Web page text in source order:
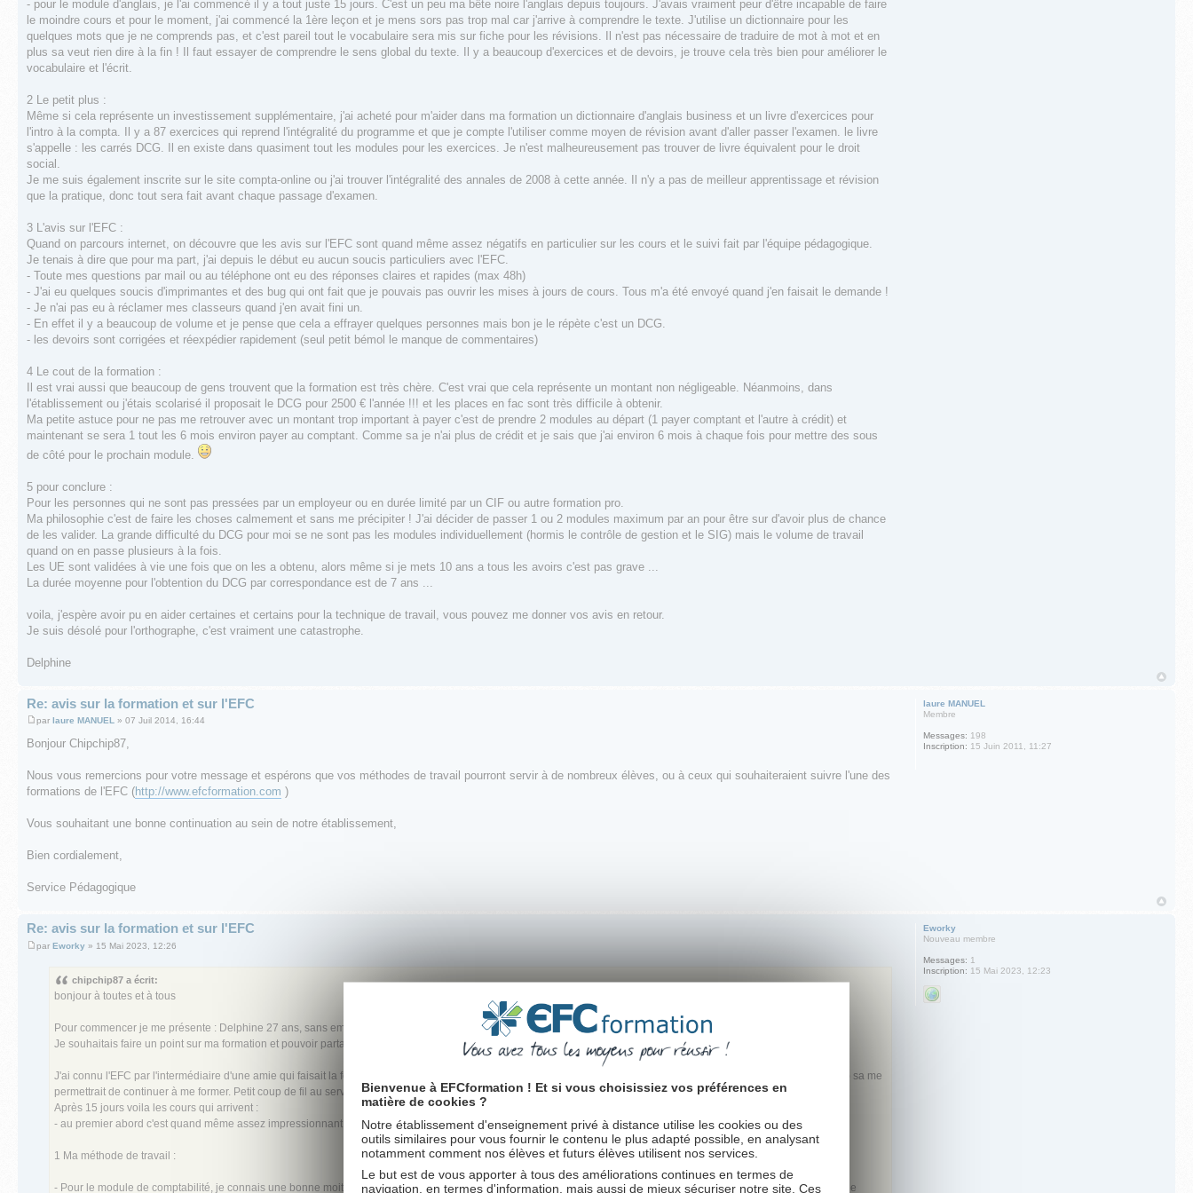
- pour le module d'anglais, je l'ai commencé il y a tout juste 15 jours. C'est un peu ma bête noire l'anglais depuis toujours. J'avais vraiment peur d'être incapable de faire
le moindre cours et pour le moment, j'ai commencé la 1ère leçon et je mens sors pas trop mal car j'arrive à comprendre le texte. J'utilise un dictionnaire pour les
quelques mots que je ne comprends pas, et c'est pareil tout le vocabulaire sera mis sur fiche pour les révisions. Il n'est pas nécessaire de traduire de mot à mot et en
plus sa veut rien dire à la fin ! Il faut essayer de comprendre le sens global du texte. Il y a beaucoup d'exercices et de devoirs, je trouve cela très bien pour améliorer le
vocabulaire et l'écrit.
2 Le petit plus :
Même si cela représente un investissement supplémentaire, j'ai acheté pour m'aider dans ma formation un dictionnaire d'anglais business et un livre d'exercices pour
l'intro à la compta. Il y a 87 exercices qui reprend l'intégralité du programme et que je compte l'utiliser comme moyen de révision avant d'aller passer l'examen. le livre
s'appelle : les carrés DCG. Il en existe dans quasiment tout les modules pour les exercices. Je n'est malheureusement pas trouver de livre équivalent pour le droit
social.
Je me suis également inscrite sur le site compta-online ou j'ai trouver l'intégralité des annales de 2008 à cette année. Il n'y a pas de meilleur apprentissage et révision
que la pratique, donc tout sera fait avant chaque passage d'examen.
3 L'avis sur l'EFC :
Quand on parcours internet, on découvre que les avis sur l'EFC sont quand même assez négatifs en particulier sur les cours et le suivi fait par l'équipe pédagogique.
Je tenais à dire que pour ma part, j'ai depuis le début eu aucun soucis particuliers avec l'EFC.
- Toute mes questions par mail ou au téléphone ont eu des réponses claires et rapides (max 48h)
- J'ai eu quelques soucis d'imprimantes et des bug qui ont fait que je pouvais pas ouvrir les mises à jours de cours. Tous m'a été envoyé quand j'en faisait le demande !
- Je n'ai pas eu à réclamer mes classeurs quand j'en avait fini un.
- En effet il y a beaucoup de volume et je pense que cela a effrayer quelques personnes mais bon je le répète c'est un DCG.
- les devoirs sont corrigées et réexpédier rapidement (seul petit bémol le manque de commentaires)
4 Le cout de la formation :
Il est vrai aussi que beaucoup de gens trouvent que la formation est très chère. C'est vrai que cela représente un montant non négligeable. Néanmoins, dans
l'établissement ou j'étais scolarisé il proposait le DCG pour 2500 € l'année !!! et les places en fac sont très difficile à obtenir.
Ma petite astuce pour ne pas me retrouver avec un montant trop important à payer c'est de prendre 2 modules au départ (1 payer comptant et l'autre à crédit) et
maintenant se sera 1 tout les 6 mois environ payer au comptant. Comme sa je n'ai plus de crédit et je sais que j'ai environ 6 mois à chaque fois pour mettre des sous
de côté pour le prochain module.
5 pour conclure :
Pour les personnes qui ne sont pas pressées par un employeur ou en durée limité par un CIF ou autre formation pro.
Ma philosophie c'est de faire les choses calmement et sans me précipiter ! J'ai décider de passer 1 ou 2 modules maximum par an pour être sur d'avoir plus de chance
de les valider. La grande difficulté du DCG pour moi se ne sont pas les modules individuellement (hormis le contrôle de gestion et le SIG) mais le volume de travail
quand on en passe plusieurs à la fois.
Les UE sont validées à vie une fois que on les a obtenu, alors même si je mets 10 ans a tous les avoirs c'est pas grave ...
La durée moyenne pour l'obtention du DCG par correspondance est de 7 ans ...
voila, j'espère avoir pu en aider certaines et certains pour la technique de travail, vous pouvez me donner vos avis en retour.
Je suis désolé pour l'orthographe, c'est vraiment une catastrophe.
Delphine
Re: avis sur la formation et sur l'EFC
par laure MANUEL » 07 Juil 2014, 16:44
Bonjour Chipchip87,
Nous vous remercions pour votre message et espérons que vos méthodes de travail pourront servir à de nombreux élèves, ou à ceux qui souhaiteraient suivre l'une des
formations de l'EFC (http://www.efcformation.com )
Vous souhaitant une bonne continuation au sein de notre établissement,
Bien cordialement,
Service Pédagogique
laure MANUEL
Membre
Messages: 198
Inscription: 15 Juin 2011, 11:27
Re: avis sur la formation et sur l'EFC
par Eworky » 15 Mai 2023, 12:26
chipchip87 a écrit:
bonjour à toutes et à tous
Pour commencer je me présente : Delphine 27 ans, sans emploi, en formation DCG depuis 1 an.
Je souhaitais faire un point sur ma formation et pouvoir partager mon point de vue et ma méthode de travail.
J'ai connu l'EFC par l'intermédiaire d'une amie qui faisait la formation comptable. Je me suis dis pourquoi pas, en attendant de pouvoir retravailler(problème de santé) sa me
permettrait de continuer à me former. Petit coup de fil au service commercial, je décide de démarrer par 2 modules : l'introduction à la comptabilité et le droit social.
Après 15 jours voila les cours qui arrivent :
- au premier abord c'est quand même assez impressionnant ! Je découvre qu'il y a beaucoup plus de volume que je m'attendais et donc beaucoup de travail !!
1 Ma méthode de travail :
- Pour le module de comptabilité, je connais une bonne moitié du programme du fait de mon bac en comptabilité et de mon bts, mais j'ai essayer d'aborder les cours de
Eworky
Nouveau membre
Messages: 1
Inscription: 15 Mai 2023, 12:23
Bienvenue à EFCformation ! Et si vous choisissiez vos préférences en
matière de cookies ?
Notre établissement d'enseignement privé à distance utilise les cookies ou des
outils similaires pour vous fournir le contenu le plus adapté possible, en analysant
notamment comment nos élèves et futurs élèves utilisent nos services.
Le but est de vous apporter à tous des améliorations continues en termes de
navigation, en termes d'information, mais aussi de mieux sécuriser notre site. Ces